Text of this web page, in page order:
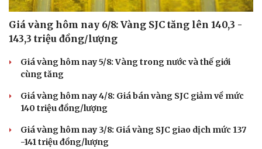
Giá vàng hôm nay 6/8: Vàng SJC tăng lên 140,3 -
143,3 triệu đồng/lượng
Giá vàng hôm nay 5/8: Vàng trong nước và thế giới
cùng tăng
Giá vàng hôm nay 4/8: Giá bán vàng SJC giảm về mức
140 triệu đồng/lượng
Giá vàng hôm nay 3/8: Giá vàng SJC giao dịch mức 137
-141 triệu đồng/lượng